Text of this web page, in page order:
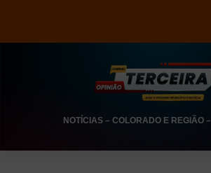
NOTÍCIAS– COLORADO E REGIÃO–